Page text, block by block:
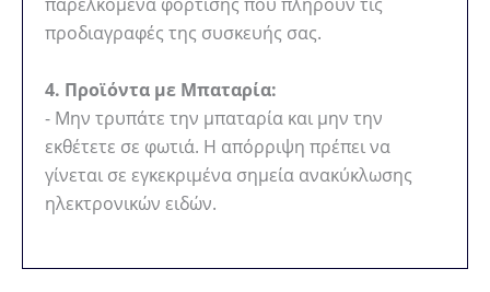
προδιαγραφές της συσκευής σας.
4. Προϊόντα με Μπαταρία:
- Μην τρυπάτε την μπαταρία και μην την
εκθέτετε σε φωτιά. Η απόρριψη πρέπει να
γίνεται σε εγκεκριμένα σημεία ανακύκλωσης
ηλεκτρονικών ειδών.